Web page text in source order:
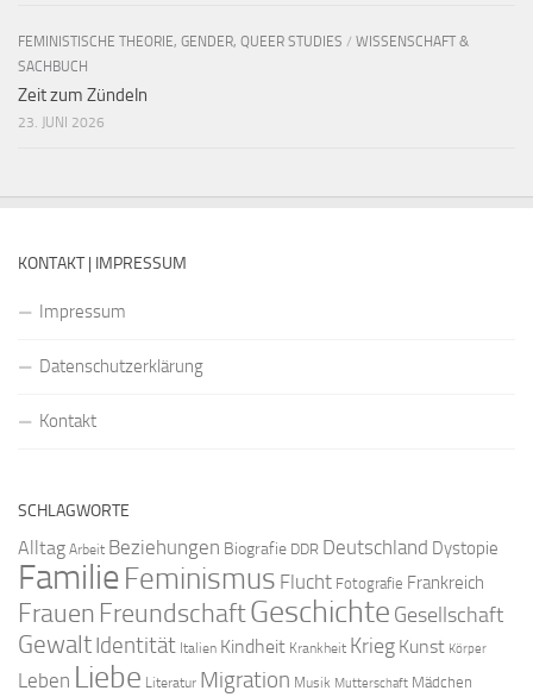
FEMINISTISCHE THEORIE, GENDER, QUEER STUDIES / WISSENSCHAFT &
SACHBUCH
Zeit zum Zündeln
23. JUNI 2026
KONTAKT | IMPRESSUM
Impressum
Datenschutzerklärung
Kontakt
SCHLAGWORTE
Alltag Arbeit Beziehungen Biografie DDR Deutschland Dystopie
FamilieFeminismus Flucht Fotografie Frankreich
Frauen FreundschaftGeschichte Gesellschaft
GewaltIdentität Italien Kindheit Krankheit Krieg Kunst Körper
Leben Liebe Literatur Migration Musik Mutterschaft Mädchen